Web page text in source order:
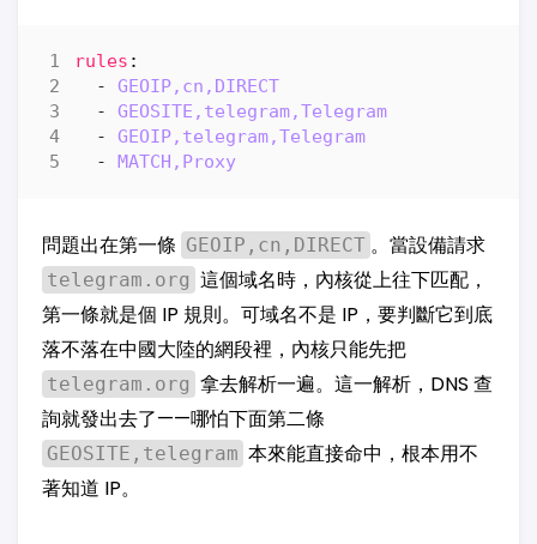
rules :
- GEOIP,cn,DIRECT
- GEOSITE,telegram,Telegram
- GEOIP,telegram,Telegram
- MATCH,Proxy
問題出在第一條 GEOIP,cn,DIRECT 。當設備請求
telegram.org 這個域名時，內核從上往下匹配，
第一條就是個 IP 規則。可域名不是 IP，要判斷它到底
落不落在中國大陸的網段裡，內核只能先把
telegram.org 拿去解析一遍。這一解析，DNS 查
詢就發出去了——哪怕下面第二條
GEOSITE,telegram 本來能直接命中，根本用不
著知道 IP。